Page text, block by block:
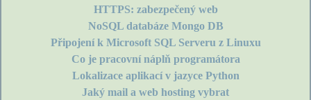
HTTPS: zabezpečený web
NoSQL databáze Mongo DB
Připojení k Microsoft SQL Serveru z Linuxu
Co je pracovní náplň programátora
Lokalizace aplikací v jazyce Python
Jaký mail a web hosting vybrat